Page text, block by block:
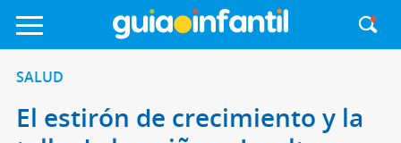
SALUD
El estirón de crecimiento y la